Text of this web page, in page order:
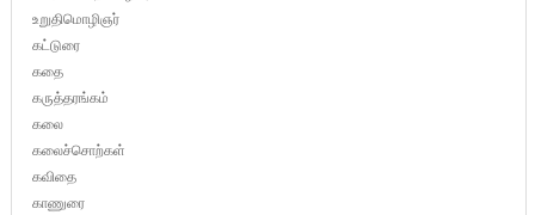
உறுதிமொழிஞர்
கட்டுரை
கதை
கருத்தரங்கம்
கலை
கலைச்சொற்கள்
கவிதை
காணுரை